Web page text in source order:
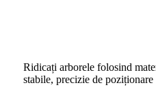
Ridicați arborele folosind
stabile, precizie de